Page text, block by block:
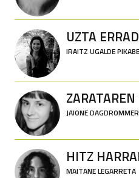
UZTA
IRAITZ UGALDE
JAIONE DAGDROMMER
HITZ
MAITANE LEGARRETA